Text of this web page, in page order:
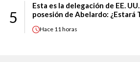
5
Esta es la delegación de EE.
posesión de Abelardo: ¿Estará
Hace 11 horas